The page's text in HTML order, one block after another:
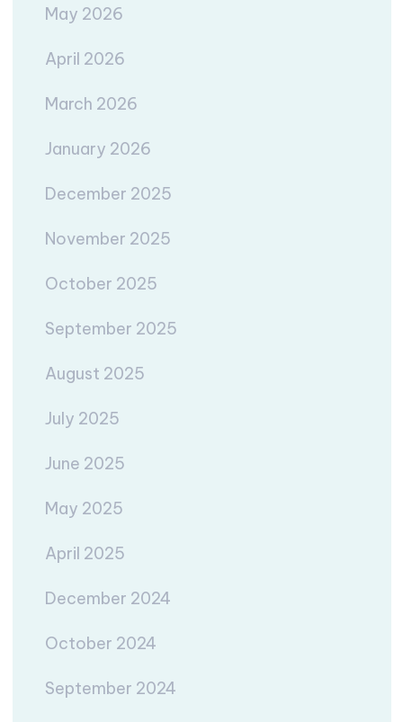
May 2026
April 2026
March 2026
January 2026
December 2025
November 2025
October 2025
September 2025
August 2025
July 2025
June 2025
May 2025
April 2025
December 2024
October 2024
September 2024